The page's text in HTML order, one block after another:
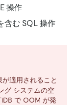
操作
含む SQL 操作
が適用されること
グ システムの空
で OOM が発